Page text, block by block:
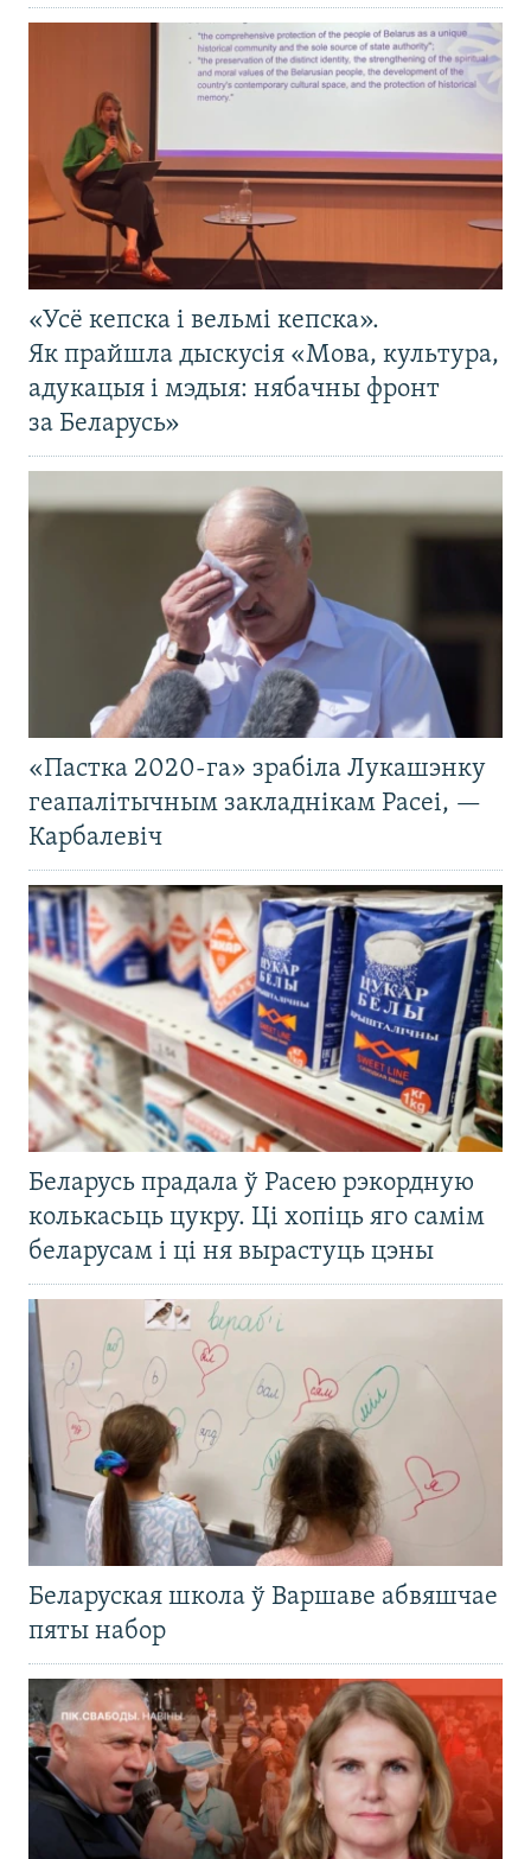
«Усё кепска і вельмі кепска».
Як прайшла дыскусія «Мова, культура,
адукацыя і мэдыя: нябачны фронт
за Беларусь»
«Пастка 2020-га» зрабіла Лукашэнку
геапалітычным закладнікам Расеі, —
Карбалевіч
Беларусь прадала ў Расею рэкордную
колькасьць цукру. Ці хопіць яго самім
беларусам і ці ня вырастуць цэны
Беларуская школа ў Варшаве абвяшчае
пяты набор